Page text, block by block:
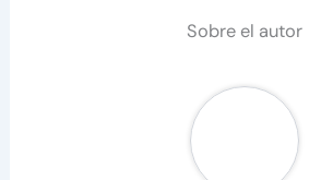
Sobre el autor